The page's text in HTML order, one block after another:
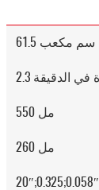
61.5 سم مكعب
550 مل
260 مل
20″;0.325;0.058″